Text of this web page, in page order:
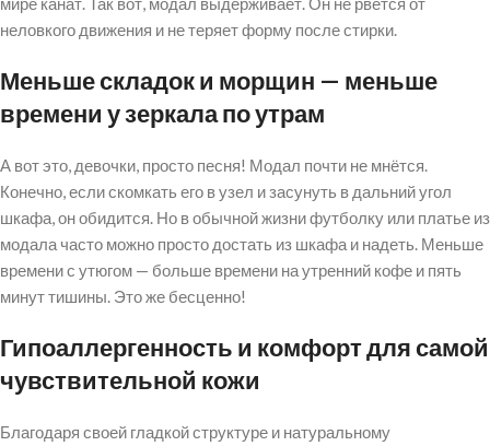
неловкого движения и не теряет форму после стирки.
Меньше складок и морщин — меньше
времени у зеркала по утрам
А вот это, девочки, просто песня! Модал почти не мнётся.
Конечно, если скомкать его в узел и засунуть в дальний угол
шкафа, он обидится. Но в обычной жизни футболку или платье из
модала часто можно просто достать из шкафа и надеть. Меньше
времени с утюгом — больше времени на утренний кофе и пять
минут тишины. Это же бесценно!
Гипоаллергенность и комфорт для самой
чувствительной кожи
Благодаря своей гладкой структуре и натуральному